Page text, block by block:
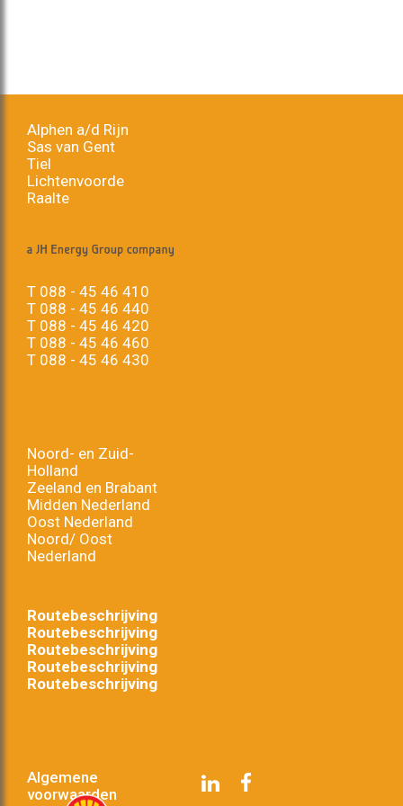
Alphen a/d Rijn
Sas van Gent
Tiel
Lichtenvoorde
Raalte
T 088 - 45 46 410
T 088 - 45 46 440
T 088 - 45 46 420
T 088 - 45 46 460
T 088 - 45 46 430
Noord- en Zuid-
Holland
Zeeland en Brabant
Midden Nederland
Oost Nederland
Noord/ Oost
Nederland
Routebeschrijving
Routebeschrijving
Routebeschrijving
Routebeschrijving
Routebeschrijving
Algemene
voorwaarden